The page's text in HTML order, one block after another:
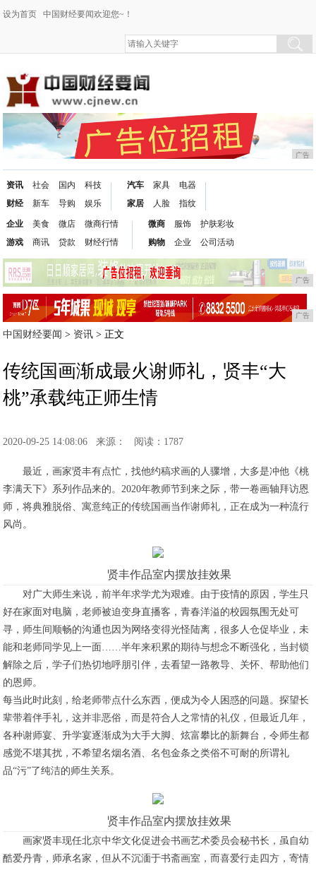
设为首页 中国财经要闻欢迎您~！
广告
资讯
财经
社会
新车
国内
导购
科技
娱乐
汽车
家居
家具
人脸
电器
指纹
企业
游戏
美食
商讯
微店
贷款
微商行情
财经行情
微商
购物
服饰
企业
护肤彩妆
公司活动
广告
广告
中国财经要闻 > 资讯 > 正文
传统国画渐成最火谢师礼，贤丰“大
桃”承载纯正师生情
2020-09-25 14:08:06 来源： 阅读：1787
最近，画家贤丰有点忙，找他约稿求画的人骤增，大多是冲他《桃
李满天下》系列作品来的。2020年教师节到来之际，带一卷画轴拜访恩
师，将典雅脱俗、寓意纯正的传统国画当作谢师礼，正在成为一种流行
风尚。
贤丰作品室内摆放挂效果
对广大师生来说，前半年求学尤为艰难。由于疫情的原因，学生只
好在家面对电脑，老师被迫变身直播客，青春洋溢的校园氛围无处可
寻，师生间顺畅的沟通也因为网络变得光怪陆离，很多人仓促毕业，未
能和老师同学见上一面……半年来积累的期待与想念不断强化，当封锁
解除之后，学子们热切地呼朋引伴，去看望一路教导、关怀、帮助他们
的恩师。
每当此时此刻，给老师带点什么东西，便成为令人困惑的问题。探望长
辈带着伴手礼，这并非恶俗，而是符合人之常情的礼仪，但最近几年，
各种谢师宴、升学宴逐渐成为大手大脚、炫富攀比的新舞台，令师生都
感觉不堪其扰，不希望名烟名酒、名包金条之类俗不可耐的所谓礼
品“污”了纯洁的师生关系。
贤丰作品室内摆放挂效果
画家贤丰现任北京中华文化促进会书画艺术委员会秘书长，虽自幼
酷爱丹青，师承名家，但从不沉湎于书斋画室，而喜爱行走四方，寄情